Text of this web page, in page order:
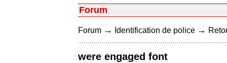
Forum
Forum → Identification de police →
were engaged font